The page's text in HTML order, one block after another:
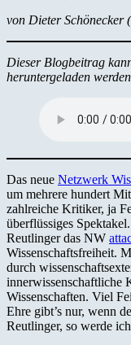
von Dieter Schönecker
Dieser Blogbeitrag
heruntergeladen
Das neue Netzwerk
um mehrere hundert
zahlreiche Kritiker, ja
überflüssiges
Reutlinger das NW
Wissenschaftsfreiheit.
durch
innerwissenschaftliche
Wissenschaften. Viel
Ehre gibt’s nur, wenn
Reutlinger, so werde